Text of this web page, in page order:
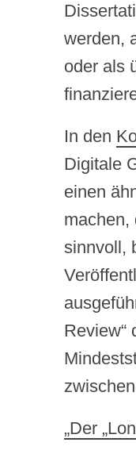
werden,
oder als
In den
Digitale
einen
machen,
sinnvoll,
Review“
„Der